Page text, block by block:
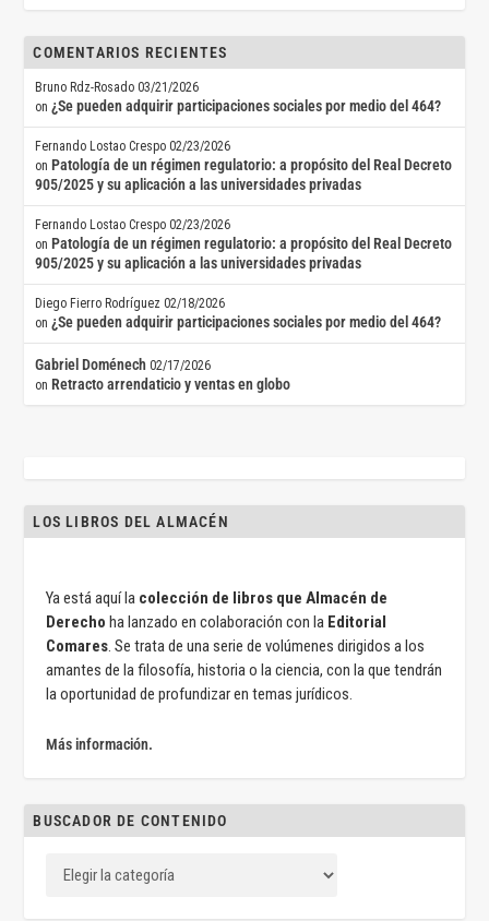
COMENTARIOS RECIENTES
Bruno Rdz-Rosado 03/21/2026
on¿Se pueden adquirir participaciones sociales por medio del 464?
Fernando Lostao Crespo 02/23/2026
on Patología de un régimen regulatorio: a propósito del Real Decreto
905/2025 y su aplicación a las universidades privadas
Fernando Lostao Crespo 02/23/2026
on Patología de un régimen regulatorio: a propósito del Real Decreto
905/2025 y su aplicación a las universidades privadas
Diego Fierro Rodríguez 02/18/2026
on¿Se pueden adquirir participaciones sociales por medio del 464?
Gabriel Doménech 02/17/2026
on Retracto arrendaticio y ventas en globo
LOS LIBROS DEL ALMACÉN
Ya está aquí la colección de libros que Almacén de
Derecho ha lanzado en colaboración con la Editorial
Comares. Se trata de una serie de volúmenes dirigidos a los
amantes de la filosofía, historia o la ciencia, con la que tendrán
la oportunidad de profundizar en temas jurídicos.
Más información.
BUSCADOR DE CONTENIDO